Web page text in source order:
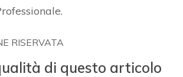
RISERVATA
di questo articolo